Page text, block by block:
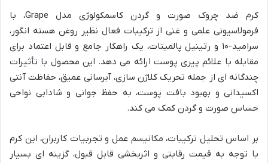
کرم ضد چروک صورت و گردن کاسمکولوژی مدل Grape، با
فرمولاسیونی علمی و غنی از ترکیبات فعال نظیر روغن هسته انگور،
سرامید-۱۰ و رتینیل پالمیتات، یک راهکار جامع و قابل اعتماد برای
مقابله با علائم پیری پوست ارائه می دهد. این محصول با تأثیرات
چندگانه ای از جمله تحریک کلاژن سازی، آبرسانی عمیق، حفاظت آنتی
اکسیدانی و بهبود بافت پوست، به حفظ جوانی و شادابی نواحی
حساس صورت و گردن کمک می کند.
بر اساس تحلیل ترکیبات، مکانیسم عمل و تجربیات کاربران، این کرم
با توجه به قیمت رقابتی و اثربخشی قابل قبول، گزینه ای بسیار